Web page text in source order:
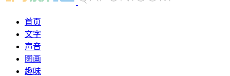
首页
文字
声音
图画
趣味